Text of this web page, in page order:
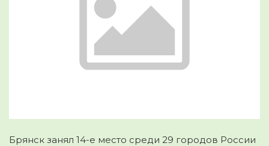
Брянск занял 14-е место среди 29 городов России